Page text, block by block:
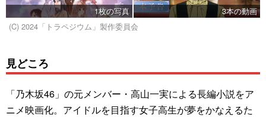
1枚の写真
3本の動画
(C) 2024「トラペジウム」製作委員会
見どころ
「乃木坂46」の元メンバー・高山一実による長編小説をア
ニメ映画化。アイドルを目指す女子高生が夢をかなえるた